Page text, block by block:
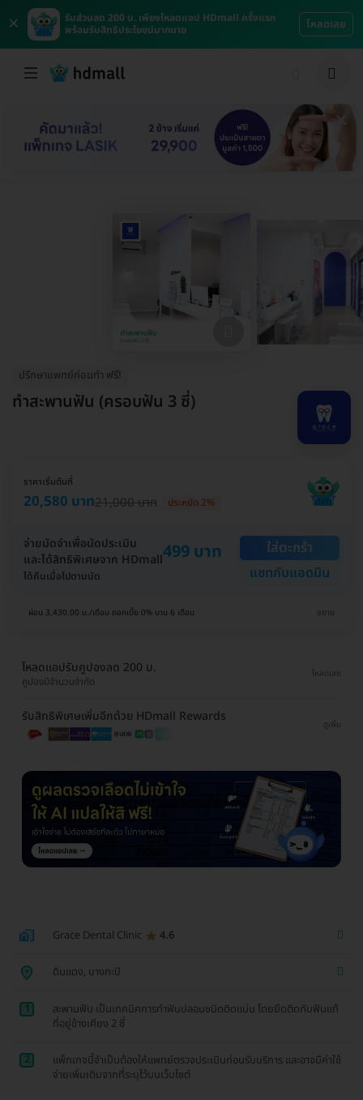
×
รับส่วนลด 200 บ. เพียงโหลดแอป HDmall ครั้งแรก
พร้อมรับสิทธิประโยชน์มากมาย
โหลดเลย
ปรึกษาแพทย์ก่อนทำ ฟรี!
ทำสะพานฟัน (ครอบฟัน 3 ซี่)
ราคาเริ่มต้นที่
20,580 บาท21,000 บาท ประหยัด 2%
จ่ายมัดจำเพื่อนัดประเมิน
และได้สิทธิพิเศษจาก HDmall499 บาท
ได้คืนเมื่อไปตามนัด
ใส่ตะกร้า
แชทกับแอดมิน
ผ่อน 3,430.00 บ./เดือน ดอกเบี้ย 0% นาน 6 เดือน ขยาย
โหลดแอปรับคูปองลด 200 บ.
คูปองมีจำนวนจำกัด
โหลดเลย
รับสิทธิพิเศษเพิ่มอีกด้วย HDmall Rewards
ดูเพิ่ม
Grace Dental Clinic 4.6
ดินแดง, บางกะปิ
1
สะพานฟัน เป็นเทคนิคการทำฟันปลอมชนิดติดแน่น โดยยึดติดกับฟันแท้
ที่อยู่ข้างเคียง 2 ซี่
2
แพ็กเกจนี้จำเป็นต้องให้แพทย์ตรวจประเมินก่อนรับบริการ และอาจมีค่าใช้
จ่ายเพิ่มเติมจากที่ระบุไว้บนเว็บไซต์